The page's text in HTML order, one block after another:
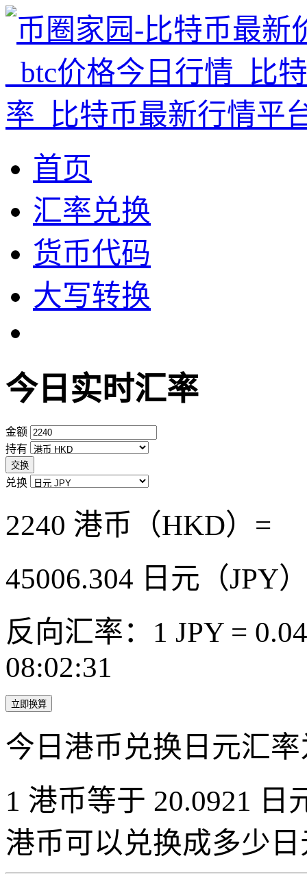
首页
汇率兑换
货币代码
大写转换
今日实时汇率
金额
持有
交换
兑换
2240 港币（HKD）=
45006.304 日元（JPY
反向汇率：1 JPY =
08:02:31
立即换算
今日港币兑换日元汇
1 港币等于 20.0921 日
港币可以兑换成多少